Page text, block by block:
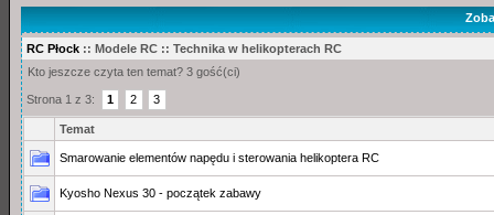
RC Płock :: Modele RC :: Technika w helikopterach RC
Kto jeszcze czyta ten temat? 3 gość(ci)
Strona 1 z 3: 1 2 3
Temat
Smarowanie elementów napędu i sterowania helikoptera RC
Kyosho Nexus 30 - początek zabawy